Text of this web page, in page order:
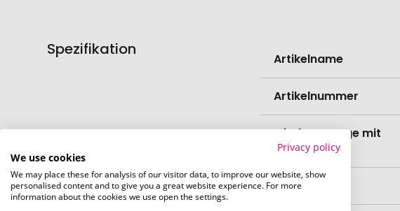
Spezifikation
Informationen
Artikelname
Artikelnummer
Mindestmenge mit
Veredelung
EAN
Privacy policy
We use cookies
We may place these for analysis of our visitor data, to improve our website, show
personalised content and to give you a great website experience. For more
information about the cookies we use open the settings.